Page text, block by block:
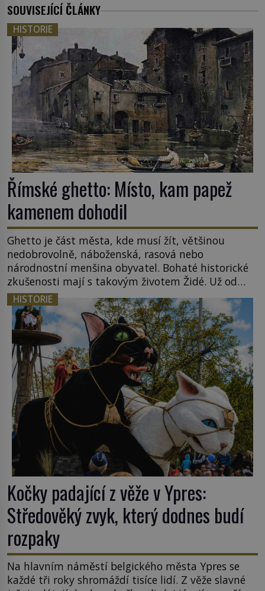
SOUVISEJÍCÍ ČLÁNKY
HISTORIE
Římské ghetto: Místo, kam papež
kamenem dohodil
Ghetto je část města, kde musí žít, většinou
nedobrovolně, náboženská, rasová nebo
národnostní menšina obyvatel. Bohaté historické
zkušenosti mají s takovým životem Židé. Už od
středověku jsou totiž v každou chvíli nuceni v
nějakém žít. Mezi ty nejslavnější patří i římské
ghetto založené v roce 1555. Pokud jde o vztah
k Židům, nemá se Řím čím chlubit. […]
HISTORIE
Kočky padající z věže v Ypres:
Středověký zvyk, který dodnes budí
rozpaky
Na hlavním náměstí belgického města Ypres se
každé tři roky shromáždí tisíce lidí. Z věže slavné